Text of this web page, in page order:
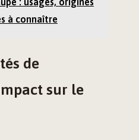
à connaître
de
sur le